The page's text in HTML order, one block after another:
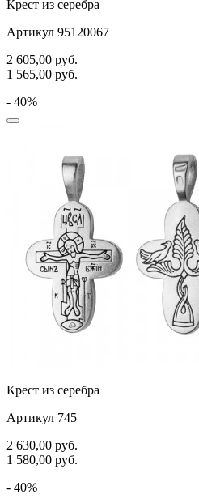
Крест из серебра
Артикул 95120067
2 605,00 руб.
1 565,00 руб.
- 40%
Крест из серебра
Артикул 745
2 630,00 руб.
1 580,00 руб.
- 40%